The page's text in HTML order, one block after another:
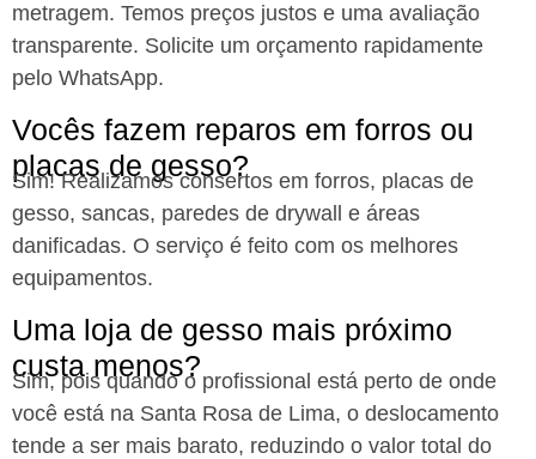
metragem. Temos preços justos e uma avaliação
transparente. Solicite um orçamento rapidamente
pelo WhatsApp.
Vocês fazem reparos em forros ou
placas de gesso?​
Sim! Realizamos consertos em forros, placas de
gesso, sancas, paredes de drywall e áreas
danificadas. O serviço é feito com os melhores
equipamentos.
Uma loja de gesso mais próximo
custa menos?​
Sim, pois quando o profissional está perto de onde
você está na Santa Rosa de Lima, o deslocamento
tende a ser mais barato, reduzindo o valor total do